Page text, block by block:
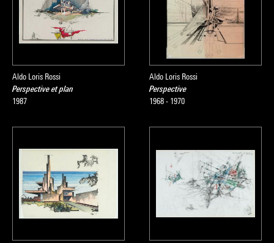
Aldo Loris Rossi
Perspective et plan
1987
Aldo Loris Rossi
Perspective
1968 - 1970